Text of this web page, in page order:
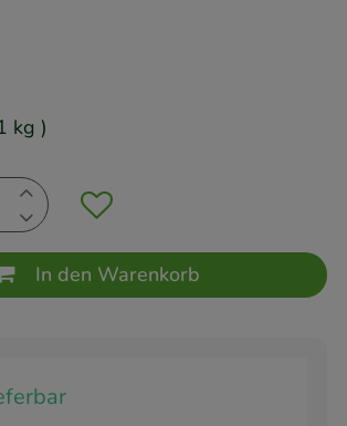
kg )
In den Warenkorb